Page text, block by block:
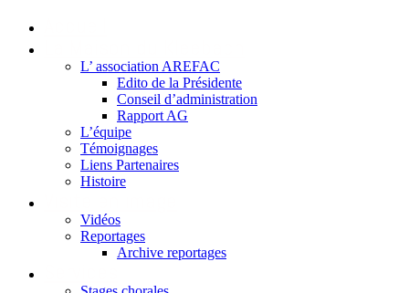
L’ association AREFAC
Edito de la Présidente
Conseil d’administration
Rapport AG
L’équipe
Témoignages
Liens Partenaires
Histoire
Vidéos
Reportages
Archive reportages